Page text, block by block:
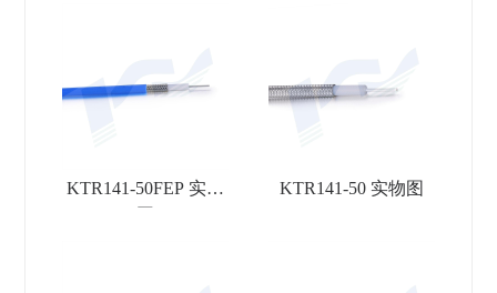
KTR141-50FEP 实物
KTR141-50 实物图